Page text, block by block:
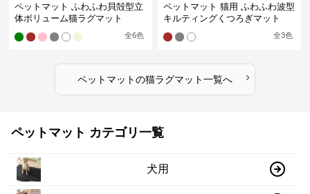
ペットマット ふわふわ貝殻型立
体ボリューム猫ラグマット
全6色
ペットマット 猫用 ふわふわ波型
キルティングくつろぎマット
全3色
ペットマットの猫ラグマット一覧へ ›
ペットマット カテゴリ一覧
犬用